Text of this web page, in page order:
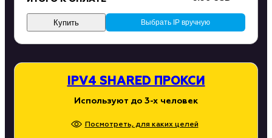
IPV4 SHARED ПРОКСИ
Используют до 3-х человек
Посмотреть, для каких целей
Выбрать IP вручную
Купить